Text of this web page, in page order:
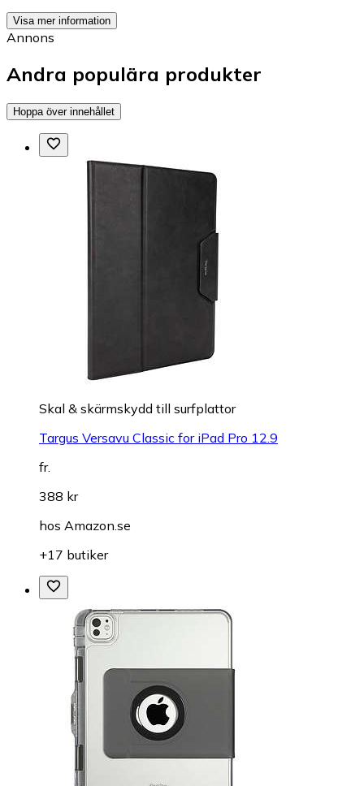
Visa mer information
Annons
Andra populära produkter
Hoppa över innehållet
Skal & skärmskydd till surfplattor
Targus Versavu Classic for iPad Pro 12.9
fr.
388 kr
hos Amazon.se
+17 butiker